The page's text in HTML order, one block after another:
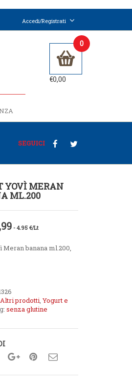
Accedi/Registrati
0
€0,00
SEGUICI
YOVÌ MERAN
ML.200
- 4.95 €/Lt
Meran banana ml.200,
Altri prodotti,Yogurt e
senza glutine